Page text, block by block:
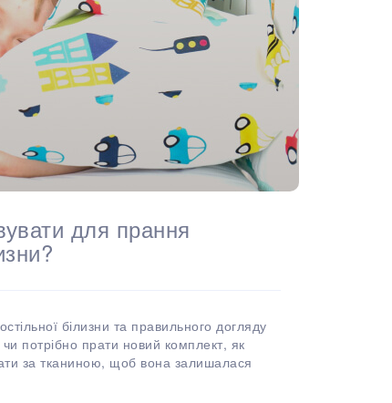
для прання
білизни та правильного догляду
потрібно прати новий комплект, як
за тканиною, щоб вона залишалася